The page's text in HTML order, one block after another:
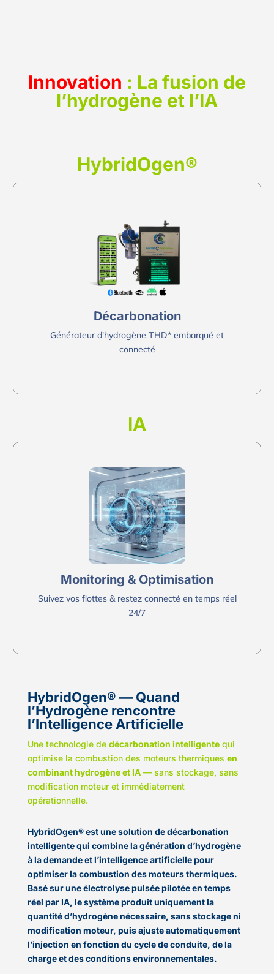
Innovation : La fusion de
l’hydrogène et l’IA
HybridOgen®
Décarbonation
Générateur d'hydrogène THD* embarqué et
connecté
Décarboner
Moteur, vanne EGR, FAP turbo, soupape etc..
IA
Monitoring & Optimisation
Suivez vos flottes & restez connecté en temps réel
24/7
I.A
Monitoring, Optimisation, Éco-conduite et Bilan
Carbone
HybridOgen® — Quand
l’Hydrogène rencontre
l’Intelligence Artificielle
Une technologie de décarbonation intelligentequi
optimise la combustion des moteurs thermiques en
combinant hydrogène et IA— sans stockage, sans
modification moteur et immédiatement
opérationnelle.
HybridOgen® est une solution de décarbonation
intelligente qui combine la génération d’hydrogène
à la demande et l’intelligence artificielle pour
optimiser la combustion des moteurs thermiques.
Basé sur une électrolyse pulsée pilotée en temps
réel par IA, le système produit uniquement la
quantité d’hydrogène nécessaire, sans stockage ni
modification moteur, puis ajuste automatiquement
l’injection en fonction du cycle de conduite, de la
charge et des conditions environnementales.